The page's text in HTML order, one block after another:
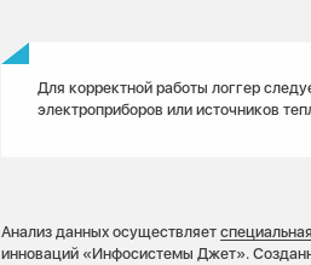
Для корректной работы логгер
электроприборов или источников
Анализ данных осуществляет
инноваций «Инфосистемы Джет».